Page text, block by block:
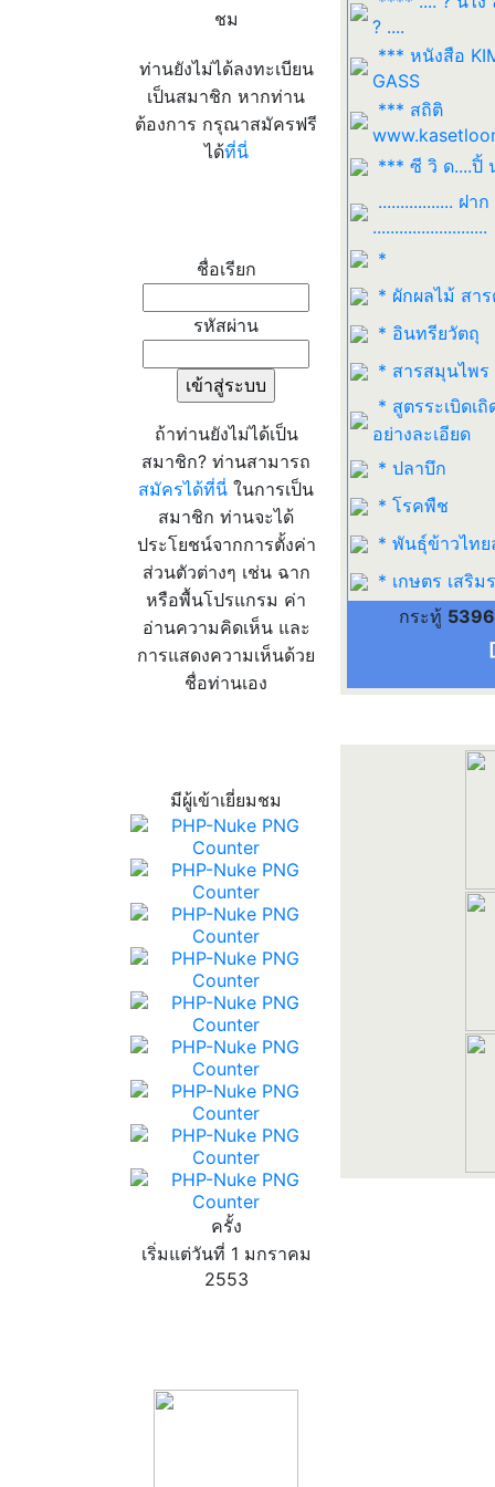
ชม
ท่านยังไม่ได้ลงทะเบียน
เป็นสมาชิก หากท่าน
ต้องการ กรุณาสมัครฟรี
ได้ที่นี่
ชื่อเรียก
รหัสผ่าน
ถ้าท่านยังไม่ได้เป็น
สมาชิก? ท่านสามารถ
สมัครได้ที่นี่ ในการเป็น
สมาชิก ท่านจะได้
ประโยชน์จากการตั้งค่า
ส่วนตัวต่างๆ เช่น ฉาก
หรือพื้นโปรแกรม ค่า
อ่านความคิดเห็น และ
การแสดงความเห็นด้วย
ชื่อท่านเอง
มีผู้เข้าเยี่ยมชม
ครั้ง
เริ่มแต่วันที่ 1 มกราคม
2553
? ....
*** หนังสือ
GASS
*** สถิติ
*** ซี วิ ด....ปิ้
................. ฝาก
..........................
*
* ผักผลไม้ สา
* อินทรียวัตถุ
* สารสมุนไพร
* สูตรระเบิดเถิ
อย่างละเอียด
* ปลาบึก
* โรคพืช
* พันธุ์ข้าวไทย
* เกษตร เสริม
กระทู้ 5396